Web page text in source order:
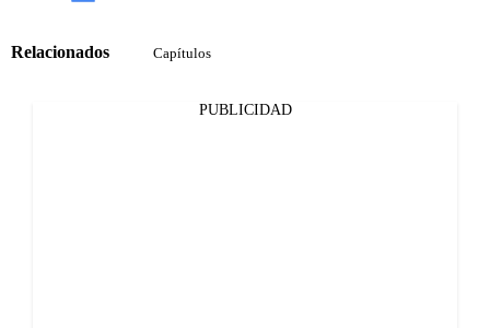
Relacionados Capítulos
PUBLICIDAD